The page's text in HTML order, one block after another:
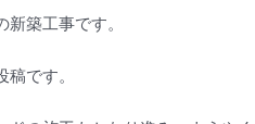
築工事です。
稿です。